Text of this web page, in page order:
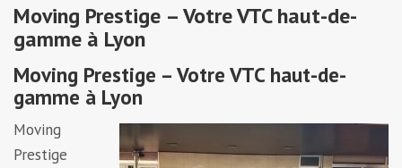
Moving Prestige – Votre VTC haut-de-
gamme à Lyon
Moving Prestige – Votre VTC haut-de-
gamme à Lyon
Moving
Prestige